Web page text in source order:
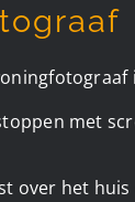
met
over het